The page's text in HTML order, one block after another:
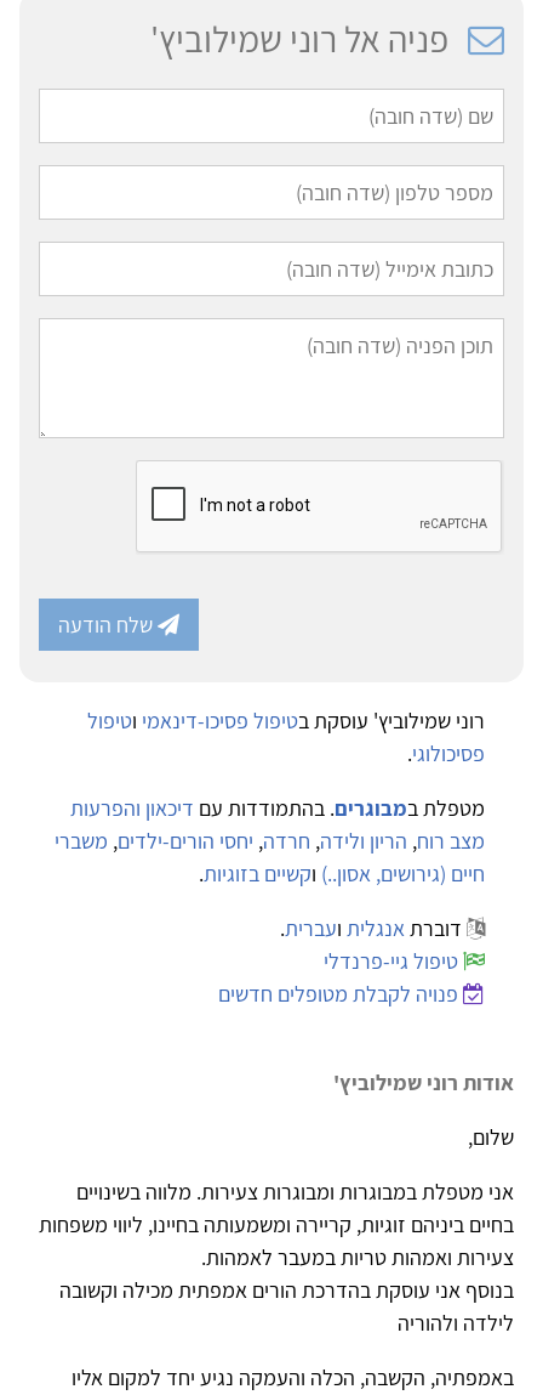
פניה אל רוני שמילוביץ'
שלח הודעה
רוני שמילוביץ' עוסקת בטיפול פסיכו-דינאמי וטיפול
פסיכולוגי.
מטפלת במבוגרים. בהתמודדות עם דיכאון והפרעות
מצב רוח, הריון ולידה, חרדה, יחסי הורים-ילדים, משברי
חיים (גירושים, אסון..) וקשיים בזוגיות.
דוברתאנגלית ועברית.
טיפול גיי-פרנדלי
פנויה לקבלת מטופלים חדשים
אודות רוני שמילוביץ'
שלום,
אני מטפלת במבוגרות ומבוגרות צעירות. מלווה בשינויים
בחיים ביניהם זוגיות, קריירה ומשמעותה בחיינו, ליווי משפחות
צעירות ואמהות טריות במעבר לאמהות.
בנוסף אני עוסקת בהדרכת הורים אמפתית מכילה וקשובה
לילדה ולהוריה
באמפתיה, הקשבה, הכלה והעמקה נגיע יחד למקום אליו